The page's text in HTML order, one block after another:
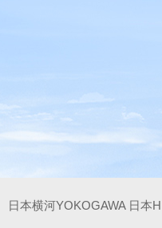
日本横河YOKOGAWA 日本